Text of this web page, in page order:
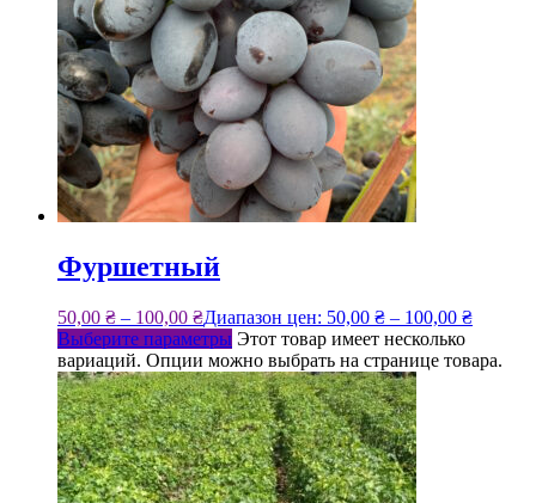
Фуршетный
50,00 ₴ – 100,00 ₴Диапазон цен: 50,00 ₴ – 100,00 ₴
Выберите параметры Этот товар имеет несколько
вариаций. Опции можно выбрать на странице товара.